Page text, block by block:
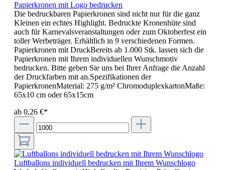
Papierkronen mit Logo bedrucken
Die bedruckbaren Papierkronen sind nicht nur für die ganz
Kleinen ein echtes Highlight. Bedruckte Kronenhüte sind
auch für Karnevalsveranstaltungen oder zum Oktoberfest ein
toller Werbeträger. Erhältlich in 9 verschiedenen Formen.
Papierkronen mit DruckBereits ab 1.000 Stk. lassen sich die
Papierkronen mit Ihrem individuellen Wunschmotiv
bedrucken. Bitte geben Sie uns bei Ihrer Anfrage die Anzahl
der Druckfarben mit an.Spezifikationen der
PapierkronenMaterial: 275 g/m² ChromoduplexkartonMaße:
65x10 cm oder 65x15cm
ab 0,26 €*
Luftballons individuell bedrucken mit Ihrem Wunschlogo